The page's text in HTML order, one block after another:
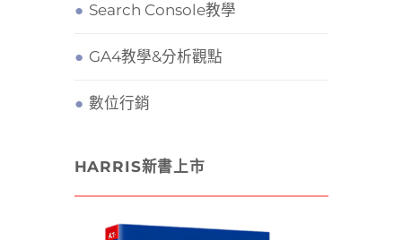
Search Console教學
GA4教學&分析觀點
數位行銷
HARRIS新書上市